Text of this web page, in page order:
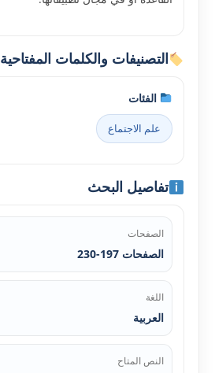
التصنيفات والكلمات المفتاحية
الفئات
علم الاجتماع
تفاصيل البحث
الصفحات
الصفحات 197-230
اللغة
العربية
النص المتاح